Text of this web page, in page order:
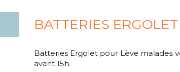
BATTERIES ERGOLET
Batteries Ergolet pour Lève malades
avant 15h.